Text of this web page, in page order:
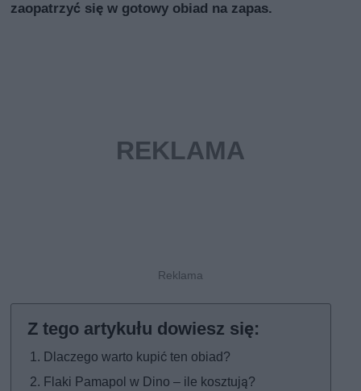
zaopatrzyć się w gotowy obiad na zapas.
Dlaczego warto kupić ten obiad?
Flaki Pamapol w Dino – ile kosztują?